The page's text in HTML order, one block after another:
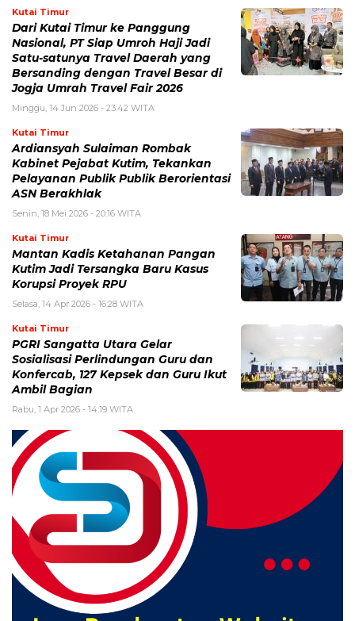
Kutai Timur
Dari Kutai Timur ke Panggung
Nasional, PT Siap Umroh Haji Jadi
Satu-satunya Travel Daerah yang
Bersanding dengan Travel Besar di
Jogja Umrah Travel Fair 2026
Minggu, 14 Jun 2026 - 23:42 WITA
Kutai Timur
Ardiansyah Sulaiman Rombak
Kabinet Pejabat Kutim, Tekankan
Pelayanan Publik Publik Berorientasi
ASN Berakhlak
Senin, 18 Mei 2026 - 20:16 WITA
Kutai Timur
Mantan Kadis Ketahanan Pangan
Kutim Jadi Tersangka Baru Kasus
Korupsi Proyek RPU
Selasa, 14 Apr 2026 - 16:28 WITA
Kutai Timur
PGRI Sangatta Utara Gelar
Sosialisasi Perlindungan Guru dan
Konfercab, 127 Kepsek dan Guru Ikut
Ambil Bagian
Rabu, 1 Apr 2026 - 14:19 WITA